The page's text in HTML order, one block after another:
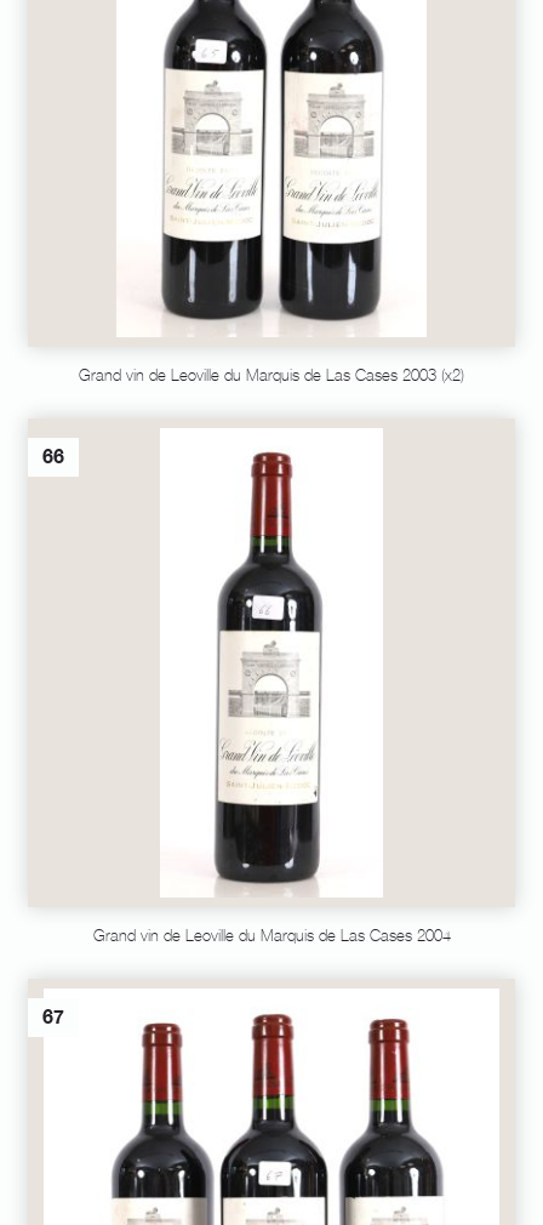
Grand vin de Leoville du Marquis de Las Cases 2003 (x2)
66
Grand vin de Leoville du Marquis de Las Cases 2004
67